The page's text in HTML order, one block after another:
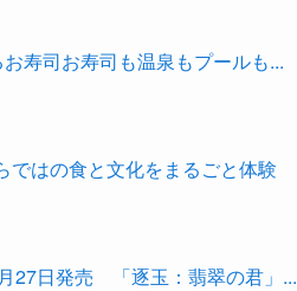
寿司お寿司も温泉もプールも...
ではの食と文化をまるごと体験
27日発売 「逐玉：翡翠の君」...